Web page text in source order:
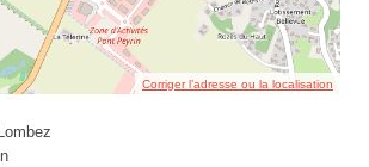
Corriger l’adresse ou la localisation